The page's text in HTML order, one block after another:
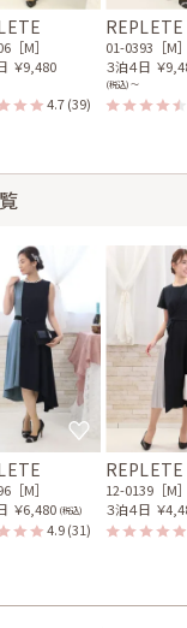
［M］
￥9,480
4.7(39)
REPLETE
01-0393［M］
３泊４日 ￥
(税込) 〜
［M］
￥6,480 (税込)
4.9(31)
REPLETE
12-0139［M］
３泊４日 ￥